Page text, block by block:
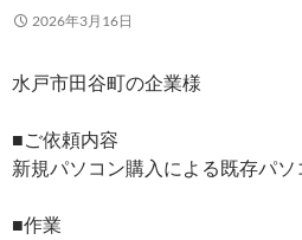
2026年3月16日
水戸市田谷町の企業様
■ご依頼内容
新規パソコン購入による既存パソ
■作業